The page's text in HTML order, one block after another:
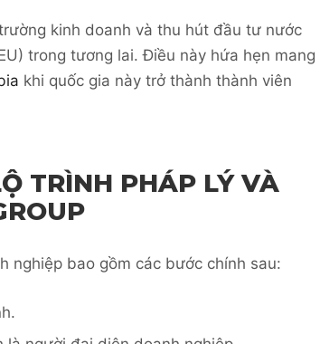
kinh doanh và thu hút đầu tư nước
trong tương lai. Điều này hứa hẹn mang
khi quốc gia này trở thành thành viên
TRÌNH PHÁP LÝ VÀ
nghiệp bao gồm các bước chính sau: